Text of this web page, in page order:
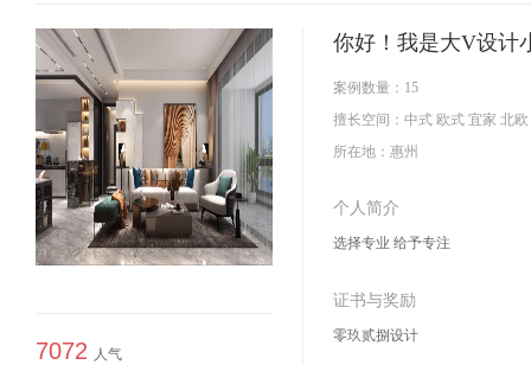
7072 人气
你好！我是大V设计
案例数量： 15
擅长空间： 中式 欧式 宜家 北欧
所在地： 惠州
个人简介
选择专业 给予专注
证书与奖励
零玖贰捌设计